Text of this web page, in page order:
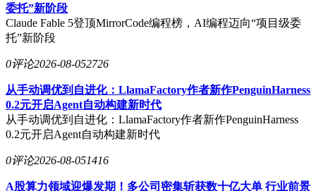
委托”新阶段
Claude Fable 5登顶MirrorCode编程榜，AI编程迈向“项目级委
托”新阶段
0评论2026-08-052726
从手动调优到自进化：LlamaFactory作者新作PenguinHarness
0.2元开启Agent自动构建新时代
从手动调优到自进化：LlamaFactory作者新作PenguinHarness
0.2元开启Agent自动构建新时代
0评论2026-08-051416
A股算力领域迎爆发期！多公司密集斩获数十亿大单 行业前景